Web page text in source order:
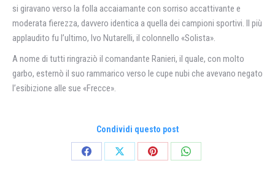
si giravano verso la folla accaiamante con sorriso accattivante e
moderata fierezza, davvero identica a quella dei campioni sportivi. Il più
applaudito fu l’ultimo, Ivo Nutarelli, il colonnello «Solista».
A nome di tutti ringraziò il comandante Ranieri, il quale, con molto
garbo, esternò il suo rammarico verso le cupe nubi che avevano negato
l’esibizione alle sue «Frecce».
Condividi questo post
CondividiCondividiCondividiCondividi